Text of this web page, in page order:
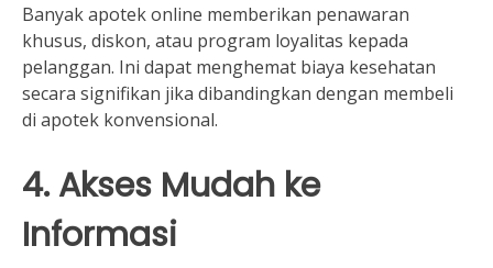
Banyak apotek online memberikan penawaran
khusus, diskon, atau program loyalitas kepada
pelanggan. Ini dapat menghemat biaya kesehatan
secara signifikan jika dibandingkan dengan membeli
di apotek konvensional.
4. Akses Mudah ke
Informasi